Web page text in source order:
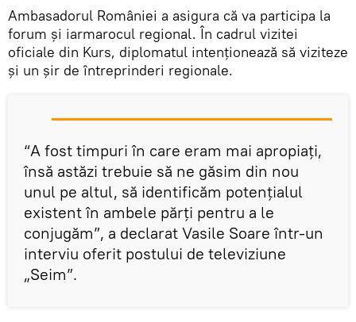
Ambasadorul României a asigura că va participa la
forum și iarmarocul regional. În cadrul vizitei
oficiale din Kurs, diplomatul intenționează să viziteze
și un șir de întreprinderi regionale.
“A fost timpuri în care eram mai apropiați,
însă astăzi trebuie să ne găsim din nou
unul pe altul, să identificăm potențialul
existent în ambele părți pentru a le
conjugăm”, a declarat Vasile Soare într-un
interviu oferit postului de televiziune
„Seim”.